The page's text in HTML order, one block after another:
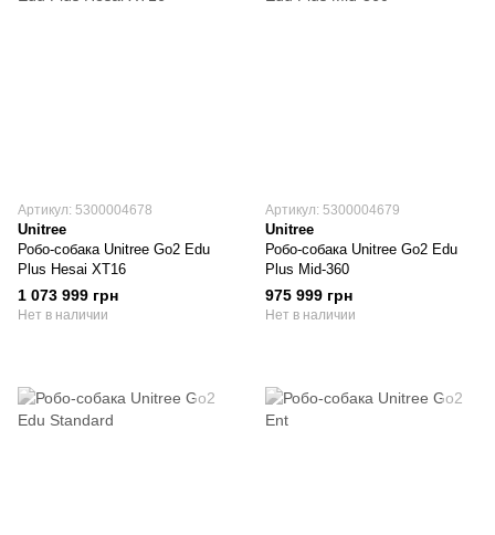
Артикул: 5300004678
Unitree
Робо-собака Unitree Go2 Edu
Plus Hesai XT16
1 073 999 грн
Нет в наличии
Артикул: 5300004679
Unitree
Робо-собака Unitree Go2 Edu
Plus Mid-360
975 999 грн
Нет в наличии